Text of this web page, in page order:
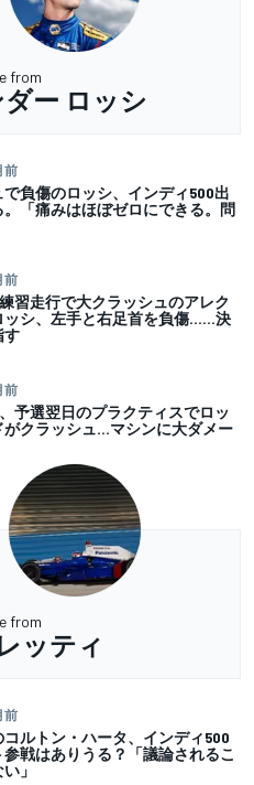
from
ー ロッシ
前
負傷のロッシ、インディ500出
「痛みはほぼゼロにできる。問
前
習走行で大クラッシュのアレク
ッシ、左手と右足首を負傷……決
す
前
予選翌日のプラクティスでロッ
がクラッシュ…マシンに大ダメー
from
ッティ
前
コルトン・ハータ、インディ500
戦はありうる？「議論されるこ
」